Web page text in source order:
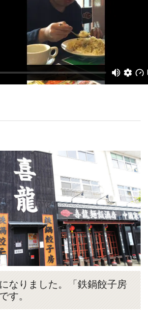
なりました。「鉄鍋餃子房
す。